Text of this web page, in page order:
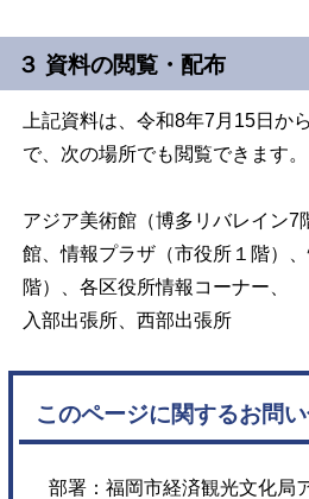
３ 資料の閲覧・配布
上記資料は、令和8年7月15日か
で、次の場所でも閲覧できます。
アジア美術館（博多リバレイン7
館、情報プラザ（市役所１階）
階）、各区役所情報コーナー、
入部出張所、西部出張所
このページに関するお問
部署：福岡市経済観光文化局